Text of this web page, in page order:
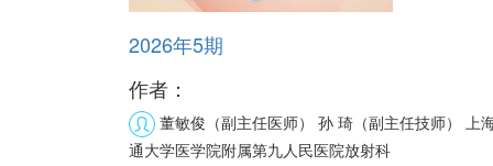
2026年5期
作者：
董敏俊（副主任医师） 孙 琦（副主任技师） 上
通大学医学院附属第九人民医院放射科